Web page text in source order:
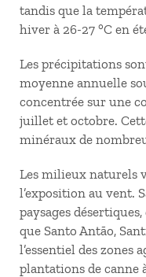
tandis que la
hiver à 26-27 °C en
Les précipitations
moyenne annuelle
concentrée sur une
juillet et octobre.
minéraux de
Les milieux naturels
l’exposition au vent.
paysages
que Santo Antão,
l’essentiel des zones
plantations de canne